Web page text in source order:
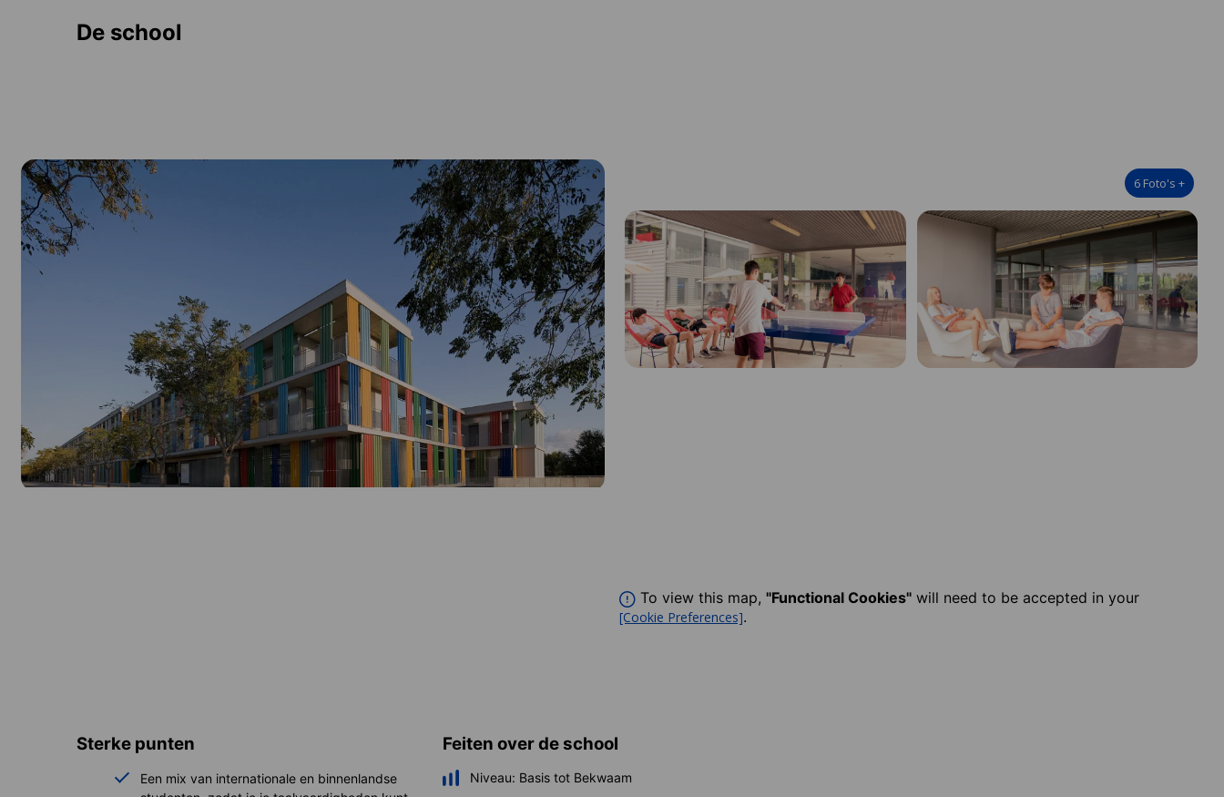
De school
6 Foto's +
To view this map, "Functional Cookies" will need to be accepted in your
[Cookie Preferences].
Sterke punten
Een mix van internationale en binnenlandse
Feiten over de school
Niveau: Basis tot Bekwaam